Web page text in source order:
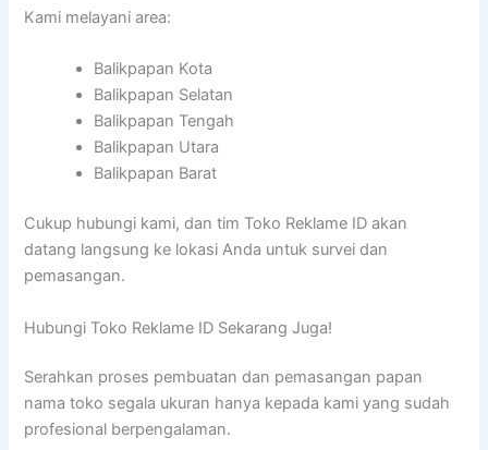
Kami melayani area:
Balikpapan Kota
Balikpapan Selatan
Balikpapan Tengah
Balikpapan Utara
Balikpapan Barat
Cukup hubungi kami, dan tim Toko Reklame ID akan
datang langsung ke lokasi Anda untuk survei dan
pemasangan.
Hubungi Toko Reklame ID Sekarang Juga!
Serahkan proses pembuatan dan pemasangan papan
nama toko segala ukuran hanya kepada kami yang sudah
profesional berpengalaman.